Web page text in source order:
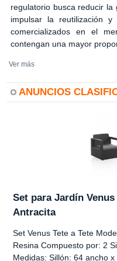
regulatorio busca reducir la
impulsar la reutilización
comercializados en el
contengan una mayor
Ver más
ANUNCIOS
Set para Jardín
Antracita
Set Venus Tete a Tete
Resina Compuesto por: 2
Medidas: Sillón: 64 ancho